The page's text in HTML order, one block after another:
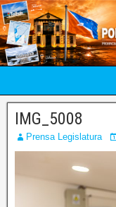
IMG_5008
Prensa Legislatura